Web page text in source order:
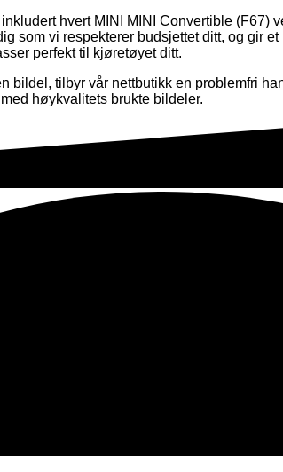
hvert MINI MINI Convertible (F67)
som vi respekterer budsjettet ditt, og gir
perfekt til kjøretøyet ditt.
bildel, tilbyr vår nettbutikk en problemfri
høykvalitets brukte bildeler.